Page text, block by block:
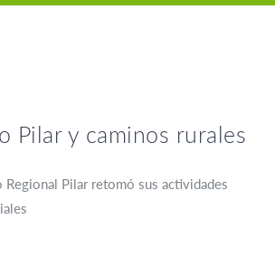
Pilar y caminos rurales
Regional Pilar retomó sus actividades